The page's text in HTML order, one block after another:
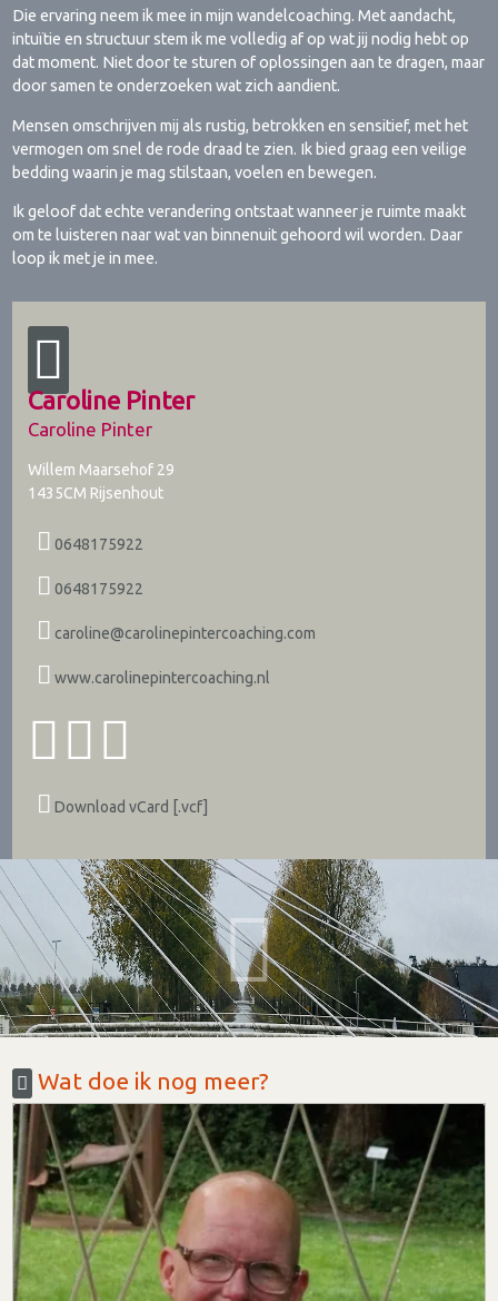
Die ervaring neem ik mee in mijn wandelcoaching. Met aandacht,
intuïtie en structuur stem ik me volledig af op wat jij nodig hebt op
dat moment. Niet door te sturen of oplossingen aan te dragen, maar
door samen te onderzoeken wat zich aandient.
Mensen omschrijven mij als rustig, betrokken en sensitief, met het
vermogen om snel de rode draad te zien. Ik bied graag een veilige
bedding waarin je mag stilstaan, voelen en bewegen.
Ik geloof dat echte verandering ontstaat wanneer je ruimte maakt
om te luisteren naar wat van binnenuit gehoord wil worden. Daar
loop ik met je in mee.
Caroline Pinter
Caroline Pinter
Willem Maarsehof 29
1435CM Rijsenhout
0648175922
0648175922
caroline@carolinepintercoaching.com
www.carolinepintercoaching.nl
Download vCard [.vcf]
Wat doe ik nog meer?